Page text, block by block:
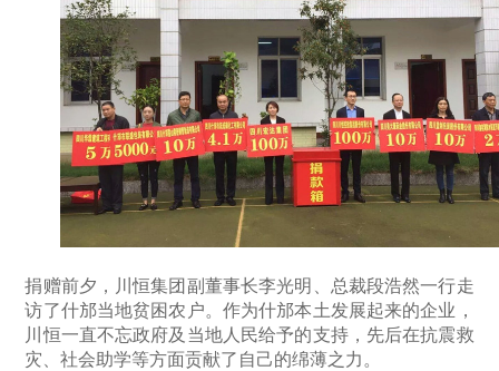
捐赠前夕，川恒集团副董事长李光明、总裁段浩然一行走
访了什邡当地贫困农户。作为什邡本土发展起来的企业，
川恒一直不忘政府及当地人民给予的支持，先后在抗震救
灾、社会助学等方面贡献了自己的绵薄之力。